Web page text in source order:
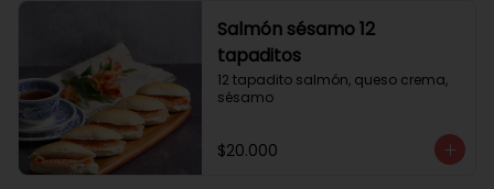
Salmón sésamo 12
tapaditos
12 tapadito salmón, queso crema,
sésamo
$20.000